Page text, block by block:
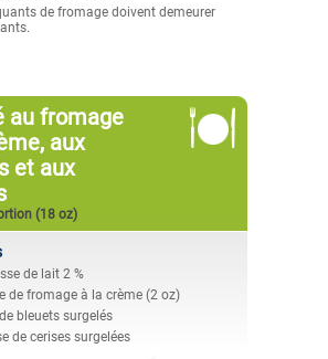
de fromage doivent demeurer
au fromage
aux
et aux
(18 oz)
de lait 2 %
de fromage à la crème (2 oz)
bleuets surgelés
de cerises surgelées